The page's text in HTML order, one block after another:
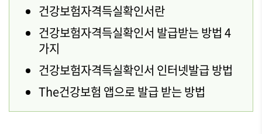
건강보험자격득실확인서란
건강보험자격득실확인서 발급받는 방법 4
가지
건강보험자격득실확인서 인터넷발급 방법
The건강보험 앱으로 발급 받는 방법